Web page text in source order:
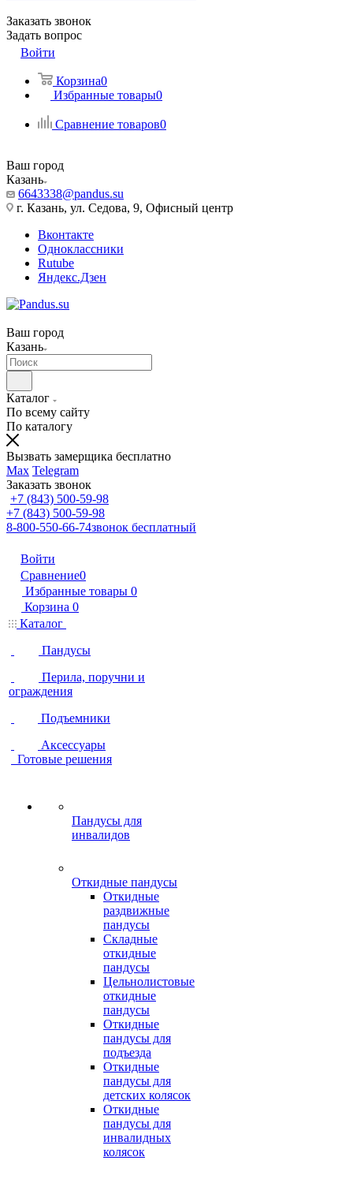
Заказать звонок
Задать вопрос
Войти
Корзина0
Избранные товары0
Сравнение товаров0
Ваш город
Казань
6643338@pandus.su
г. Казань, ул. Седова, 9, Офисный центр
Вконтакте
Одноклассники
Rutube
Яндекс.Дзен
Ваш город
Казань
Каталог
По всему сайту
По каталогу
Вызвать замерщика бесплатно
Max Telegram
Заказать звонок
+7 (843) 500-59-98
+7 (843) 500-59-98
8-800-550-66-74звонок бесплатный
Войти
Сравнение0
Избранные товары 0
Корзина 0
Каталог
Пандусы
Перила, поручни и
ограждения
Подъемники
Аксессуары
Готовые решения
Пандусы для
инвалидов
Откидные пандусы
Откидные
раздвижные
пандусы
Складные
откидные
пандусы
Цельнолистовые
откидные
пандусы
Откидные
пандусы для
подъезда
Откидные
пандусы для
детских колясок
Откидные
пандусы для
инвалидных
колясок